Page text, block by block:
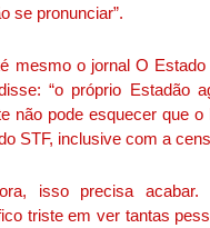
se pronunciar”.
mesmo o jornal O
“o próprio Estadão
não pode esquecer que
STF, inclusive com a
isso precisa
triste em ver tantas